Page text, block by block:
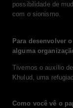
possibilidade de
com o sionismo.
Para desenvolver
alguma
Tivemos o auxílio
Khulud, uma
Como você vê o